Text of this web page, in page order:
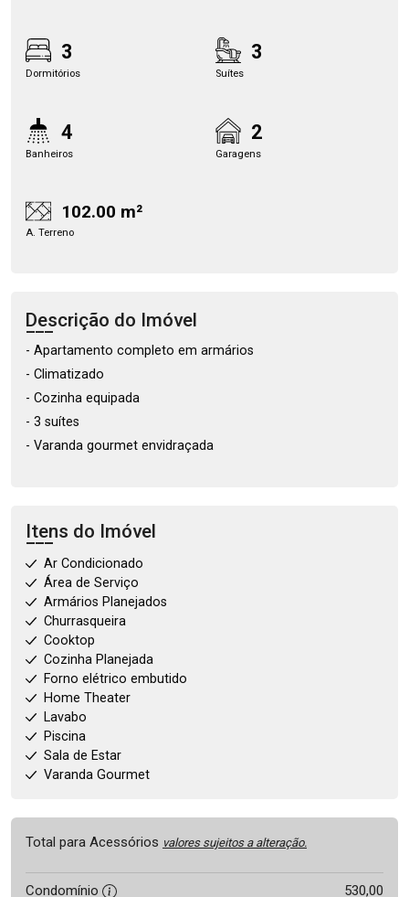
3
Dormitórios
3
Suítes
4
Banheiros
2
Garagens
102.00 m²
A. Terreno
Descrição do Imóvel
- Apartamento completo em armários
- Climatizado
- Cozinha equipada
- 3 suítes
- Varanda gourmet envidraçada
Itens do Imóvel
Ar Condicionado
Área de Serviço
Armários Planejados
Churrasqueira
Cooktop
Cozinha Planejada
Forno elétrico embutido
Home Theater
Lavabo
Piscina
Sala de Estar
Varanda Gourmet
Total para Acessórios valores sujeitos a alteração.
Condomínio
530,00